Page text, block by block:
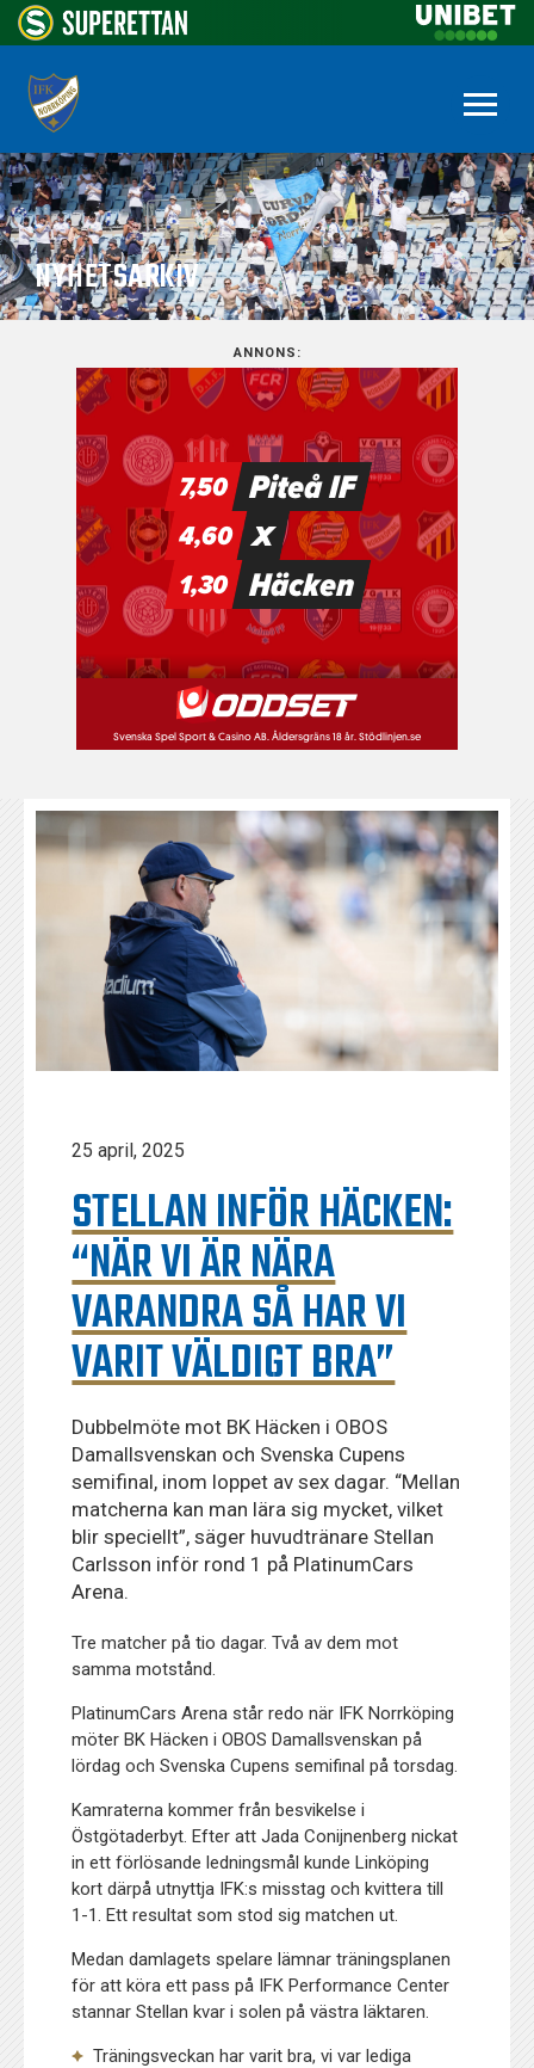
NYHETSARKIV
ANNONS:
25 april, 2025
STELLAN INFÖR HÄCKEN:
“NÄR VI ÄR NÄRA
VARANDRA SÅ HAR VI
VARIT VÄLDIGT BRA”
Dubbelmöte mot BK Häcken i OBOS
Damallsvenskan och Svenska Cupens
semifinal, inom loppet av sex dagar. “Mellan
matcherna kan man lära sig mycket, vilket
blir speciellt”, säger huvudtränare Stellan
Carlsson inför rond 1 på PlatinumCars
Arena.
Tre matcher på tio dagar. Två av dem mot
samma motstånd.
PlatinumCars Arena står redo när IFK Norrköping
möter BK Häcken i OBOS Damallsvenskan på
lördag och Svenska Cupens semifinal på torsdag.
Kamraterna kommer från besvikelse i
Östgötaderbyt. Efter att Jada Conijnenberg nickat
in ett förlösande ledningsmål kunde Linköping
kort därpå utnyttja IFK:s misstag och kvittera till
1-1. Ett resultat som stod sig matchen ut.
Medan damlagets spelare lämnar träningsplanen
för att köra ett pass på IFK Performance Center
stannar Stellan kvar i solen på västra läktaren.
Träningsveckan har varit bra, vi var lediga